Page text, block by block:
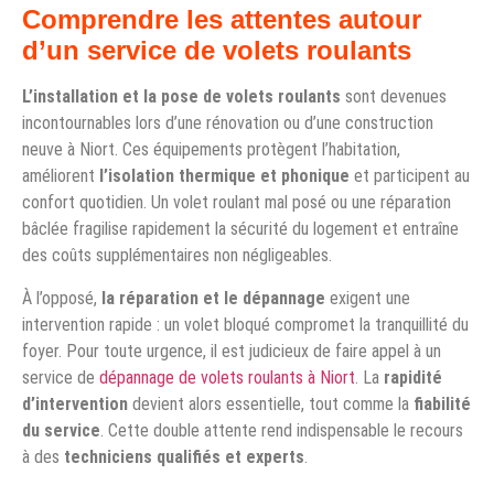
Comprendre les attentes autour
d’un service de volets roulants
L’installation et la pose de volets roulants sont devenues
incontournables lors d’une rénovation ou d’une construction
neuve à Niort. Ces équipements protègent l’habitation,
améliorent l’isolation thermique et phonique et participent au
confort quotidien. Un volet roulant mal posé ou une réparation
bâclée fragilise rapidement la sécurité du logement et entraîne
des coûts supplémentaires non négligeables.
À l’opposé, la réparation et le dépannage exigent une
intervention rapide : un volet bloqué compromet la tranquillité du
foyer. Pour toute urgence, il est judicieux de faire appel à un
service de dépannage de volets roulants à Niort. La rapidité
d’intervention devient alors essentielle, tout comme la fiabilité
du service. Cette double attente rend indispensable le recours
à des techniciens qualifiés et experts.